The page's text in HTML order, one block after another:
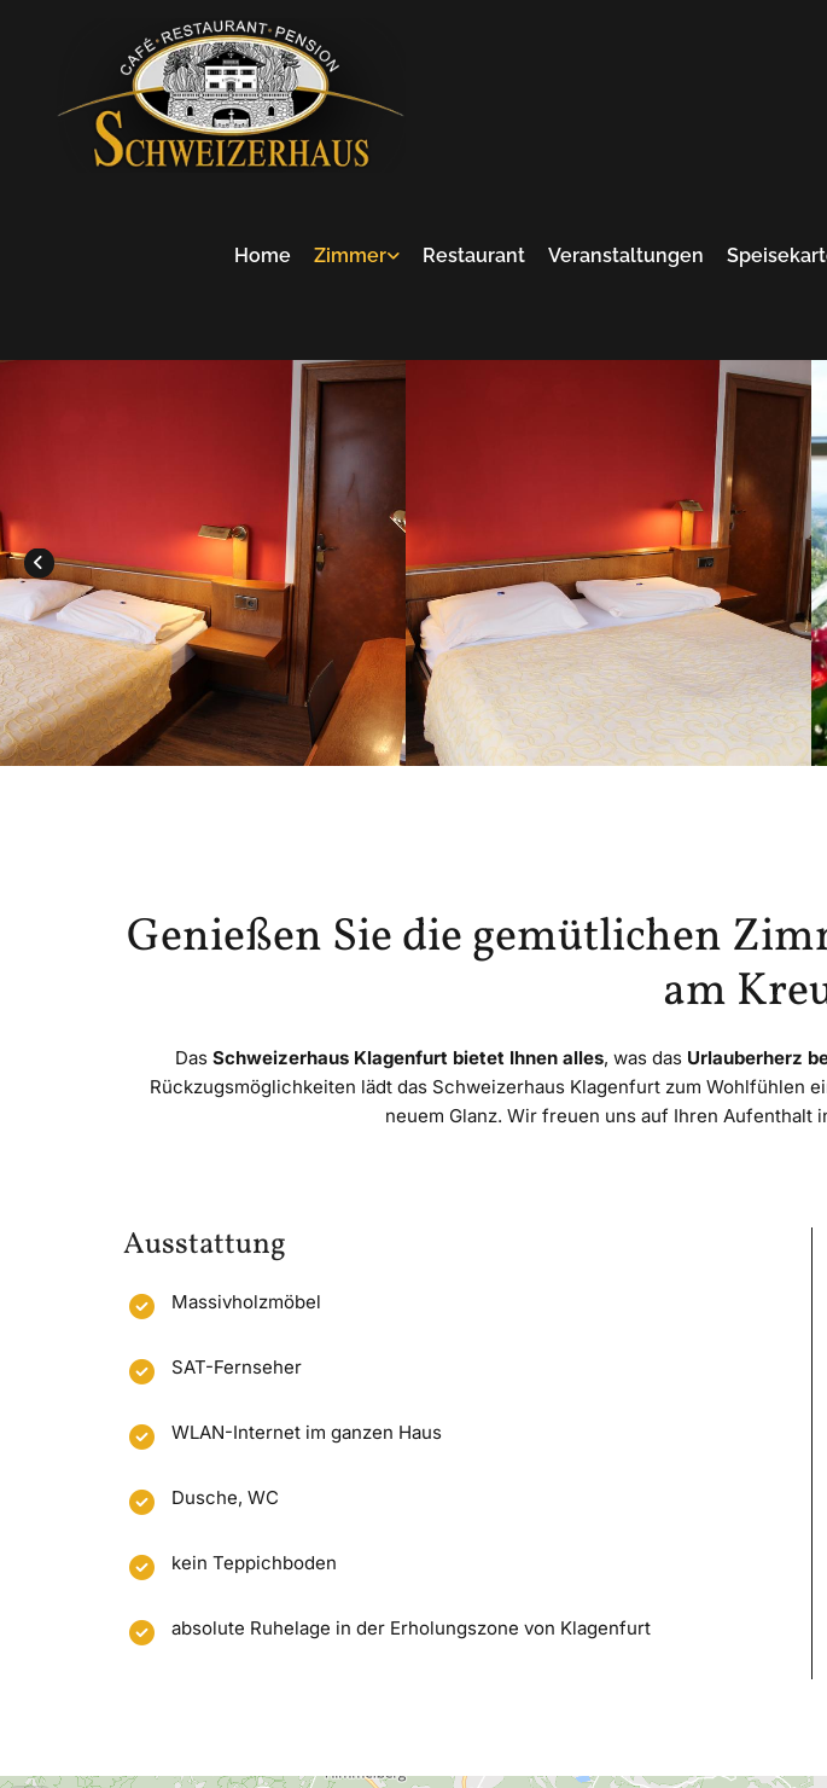
Home Zimmer Restaurant Veranstaltungen
Genießen Sie die gemütlichen
am
Das Schweizerhaus Klagenfurt bietet Ihnen alles, was das Urlauberherz
Rückzugsmöglichkeiten lädt das Schweizerhaus Klagenfurt zum Wohlfühlen
neuem Glanz. Wir freuen uns auf Ihren Aufenthalt
Ausstattung
Massivholzmöbel
SAT-Fernseher
WLAN-Internet im ganzen Haus
Dusche, WC
kein Teppichboden
absolute Ruhelage in der Erholungszone von Klagenfurt